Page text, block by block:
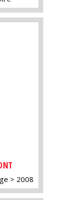
2008